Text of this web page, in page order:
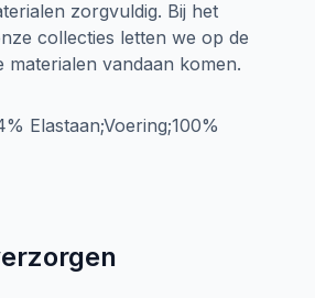
zorgvuldig. Bij het
collecties letten we op de
materialen vandaan komen.
Elastaan;Voering;100%